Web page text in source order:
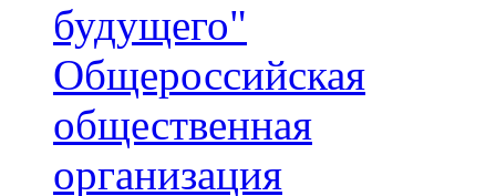
будущего"
Общероссийская
общественная
организация